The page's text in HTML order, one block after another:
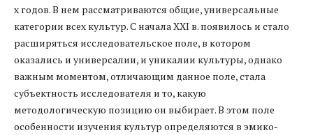
х годов. В нем рассматриваются общие, универсальные
категории всех культур. С начала XXI в. появилось и стало
расширяться исследовательское поле, в котором
оказались и универсалии, и уникалии культуры, однако
важным моментом, отличающим данное поле, стала
субъектность исследователя и то, какую
методологическую позицию он выбирает. В этом поле
особенности изучения культур определяются в эмико-